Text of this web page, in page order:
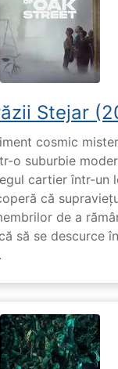
Stejar
cosmic
o suburbie
cartier într-un
că
de a
să se descurce